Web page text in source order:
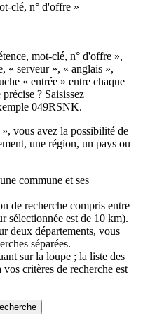
clé, n° d'offre »
mot-clé, n° d'offre »,
« serveur », « anglais »,
« entrée » entre chaque
? Saisissez
049RSNK.
vous avez la possibilité de
une région, un pays ou
commune et ses
de recherche compris entre
sélectionnée est de 10 km).
deux départements, vous
séparées.
sur la loupe ; la liste des
critères de recherche est